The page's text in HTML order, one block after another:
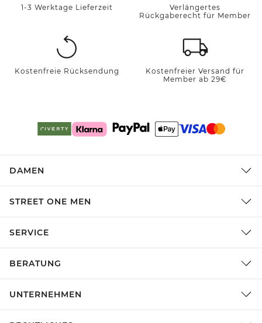
1-3 Werktage Lieferzeit
Verlängertes
Rückgaberecht für Member
Kostenfreie Rücksendung
Kostenfreier Versand für
Member ab 29€
DAMEN
STREET ONE MEN
SERVICE
BERATUNG
UNTERNEHMEN